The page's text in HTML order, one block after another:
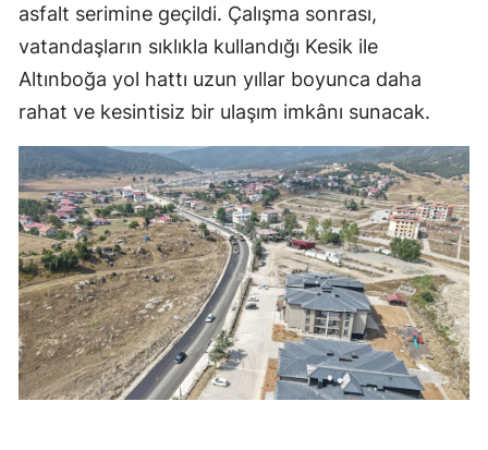
asfalt serimine geçildi. Çalışma sonrası,
vatandaşların sıklıkla kullandığı Kesik ile
Altınboğa yol hattı uzun yıllar boyunca daha
rahat ve kesintisiz bir ulaşım imkânı sunacak.